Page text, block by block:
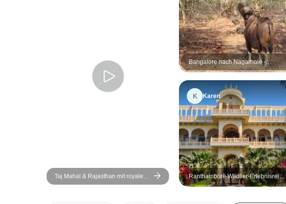
Taj Mahal & Rajasthan mit royalen
Schloss-Aufenthalten
Bangalore nach Nagarhole -
Nationalpark
K Karen
Ranthambore Wildtier-Erlebnisreise
von Delhi mit Safari-Fahrten